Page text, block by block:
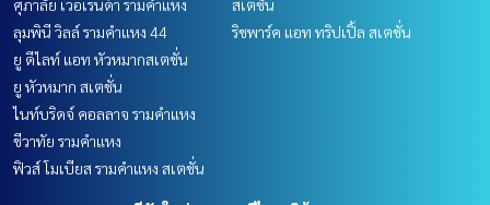
ศุภาลัย เวอเรนด้า รามคำแหง
ลุมพินี วิลล์ รามคำแหง 44
ยู ดีไลท์ แอท หัวหมากสเตชั่น
ยู หัวหมาก สเตชั่น
ไนท์บริดจ์ คอลลาจ รามคำแหง
ชีวาทัย รามคำแหง
ฟิวส์ โมเบียส รามคำแหง สเตชั่น
สเตชั่น
ริชพาร์ค แอท ทริปเปิ้ล สเตชั่น